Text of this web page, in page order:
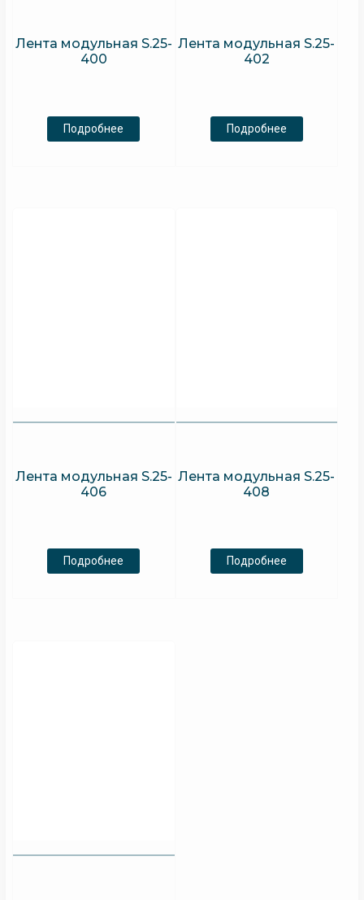
Лента модульная S.25-
400
Подробнее
Лента модульная S.25-
402
Подробнее
Лента модульная S.25-
406
Подробнее
Лента модульная S.25-
408
Подробнее